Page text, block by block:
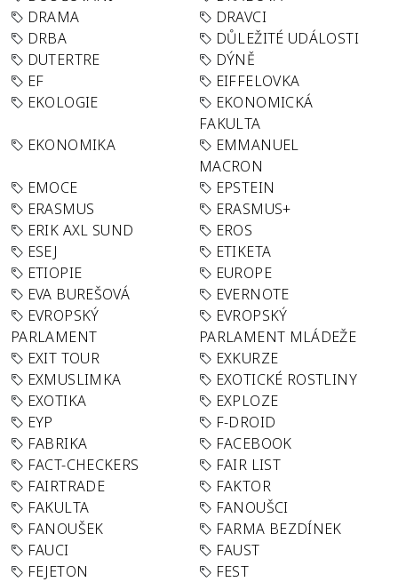
DRAMA
DRAVCI
DRBA
DŮLEŽITÉ UDÁLOSTI
DUTERTRE
DÝNĚ
EF
EIFFELOVKA
EKOLOGIE
EKONOMICKÁ
FAKULTA
EKONOMIKA
EMMANUEL
MACRON
EMOCE
EPSTEIN
ERASMUS
ERASMUS+
ERIK AXL SUND
EROS
ESEJ
ETIKETA
ETIOPIE
EUROPE
EVA BUREŠOVÁ
EVERNOTE
EVROPSKÝ
PARLAMENT
EVROPSKÝ
PARLAMENT MLÁDEŽE
EXIT TOUR
EXKURZE
EXMUSLIMKA
EXOTICKÉ ROSTLINY
EXOTIKA
EXPLOZE
EYP
F-DROID
FABRIKA
FACEBOOK
FACT-CHECKERS
FAIR LIST
FAIRTRADE
FAKTOR
FAKULTA
FANOUŠCI
FANOUŠEK
FARMA BEZDÍNEK
FAUCI
FAUST
FEJETON
FEST